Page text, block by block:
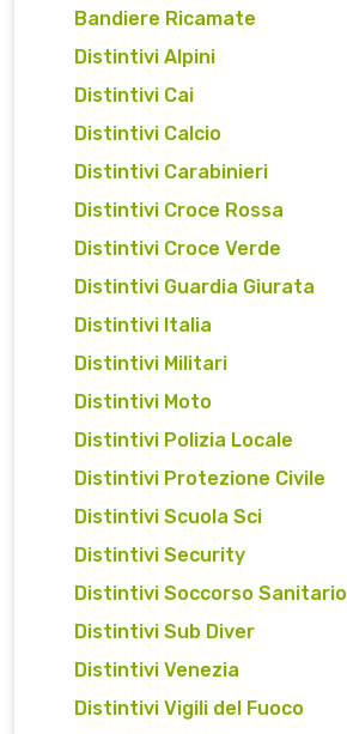
Bandiere Ricamate
Distintivi Alpini
Distintivi Cai
Distintivi Calcio
Distintivi Carabinieri
Distintivi Croce Rossa
Distintivi Croce Verde
Distintivi Guardia Giurata
Distintivi Italia
Distintivi Militari
Distintivi Moto
Distintivi Polizia Locale
Distintivi Protezione Civile
Distintivi Scuola Sci
Distintivi Security
Distintivi Soccorso Sanitario
Distintivi Sub Diver
Distintivi Venezia
Distintivi Vigili del Fuoco